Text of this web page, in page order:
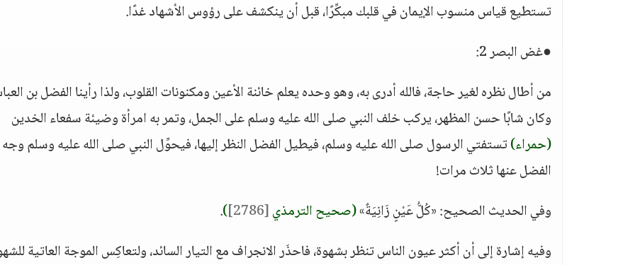
تستطيع قياس منسوب الإيمان في قلبك مبكِّرًا، قبل أن ينكشف على رؤوس الأشهاد غدًا.
●غض البصر 2:
من أطال نظره لغير حاجة، فالله أدرى به، وهو وحده يعلم خائنة الأعين ومكنونات القلوب، ولذا رأينا الفضل بن
وكان شابًا حسن المظهر، يركب خلف النبي صلى الله عليه وسلم على الجمل، وتمر به امرأة وضيئة سفعاء الخدين
(حمراء)تستفتي الرسول صلى الله عليه وسلم، فيطيل الفضل النظر إليها، فيحوِّل النبي صلى الله عليه وسلم وجه
الفضل عنها ثلاث مرات!
وفي الحديث الصحيح: «كُلُّ عَيْنٍ زَانِيَةٌ»(صحيح الترمذي[2786]
)
.
وفيه إشارة إلى أن أكثر عيون الناس تنظر بشهوة، فاحذَر الانجراف مع التيار السائد، ولتعاكِس الموجة العاتية